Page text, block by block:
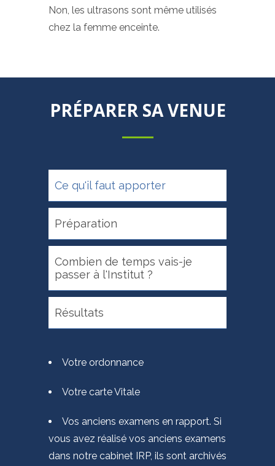
Non, les ultrasons sont même utilisés
chez la femme enceinte.
PRÉPARER SA VENUE
Ce qu'il faut apporter
Préparation
Combien de temps vais-je
passer à l'Institut ?
Résultats
Votre ordonnance
Votre carte Vitale
Vos anciens examens en rapport. Si
vous avez réalisé vos anciens examens
dans notre cabinet IRP, ils sont archivés